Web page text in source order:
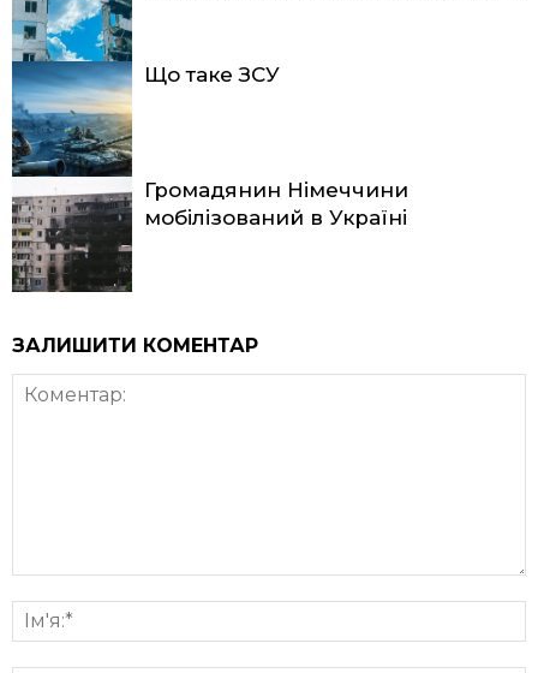
Що таке ЗСУ
Громадянин Німеччини
мобілізований в Україні
ЗАЛИШИТИ КОМЕНТАР